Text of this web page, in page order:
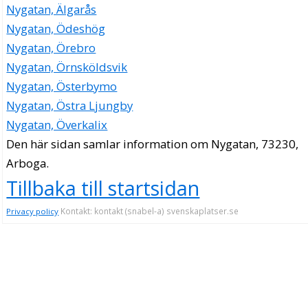
Nygatan, Älgarås
Nygatan, Ödeshög
Nygatan, Örebro
Nygatan, Örnsköldsvik
Nygatan, Österbymo
Nygatan, Östra Ljungby
Nygatan, Överkalix
Den här sidan samlar information om Nygatan, 73230,
Arboga.
Tillbaka till startsidan
Privacy policy Kontakt: kontakt (snabel-a) svenskaplatser.se